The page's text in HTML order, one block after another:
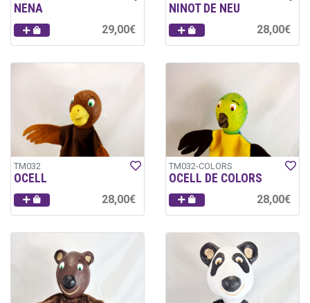
NENA
29,00€
NINOT DE NEU
28,00€
TM032
OCELL
28,00€
TM032-COLORS
OCELL DE COLORS
28,00€